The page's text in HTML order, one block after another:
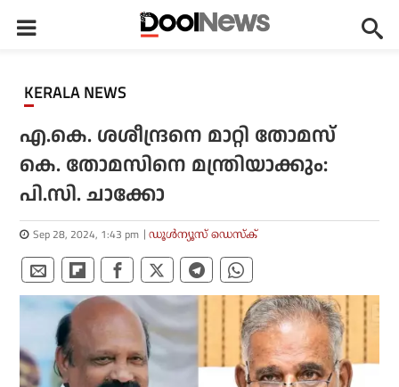
KERALA NEWS
എ.കെ. ശശീന്ദ്രനെ മാറ്റി തോമസ്
കെ. തോമസിനെ മന്ത്രിയാക്കും:
പി.സി. ചാക്കോ
Sep 28, 2024, 1:43 pm ഡൂള്‍ന്യൂസ് ഡെസ്‌ക്